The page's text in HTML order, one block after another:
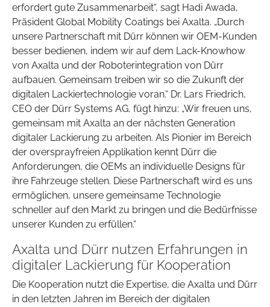
erfordert gute Zusammenarbeit“, sagt Hadi Awada,
Präsident Global Mobility Coatings bei Axalta. „Durch
unsere Partnerschaft mit Dürr können wir OEM-Kunden
besser bedienen, indem wir auf dem Lack-Knowhow
von Axalta und der Roboterintegration von Dürr
aufbauen. Gemeinsam treiben wir so die Zukunft der
digitalen Lackiertechnologie voran.“ Dr. Lars Friedrich,
CEO der Dürr Systems AG, fügt hinzu: „Wir freuen uns,
gemeinsam mit Axalta an der nächsten Generation
digitaler Lackierung zu arbeiten. Als Pionier im Bereich
der oversprayfreien Applikation kennt Dürr die
Anforderungen, die OEMs an individuelle Designs für
ihre Fahrzeuge stellen. Diese Partnerschaft wird es uns
ermöglichen, unsere gemeinsame Technologie
schneller auf den Markt zu bringen und die Bedürfnisse
unserer Kunden zu erfüllen.“
Axalta und Dürr nutzen Erfahrungen in
digitaler Lackierung für Kooperation
Die Kooperation nutzt die Expertise, die Axalta und Dürr
in den letzten Jahren im Bereich der digitalen